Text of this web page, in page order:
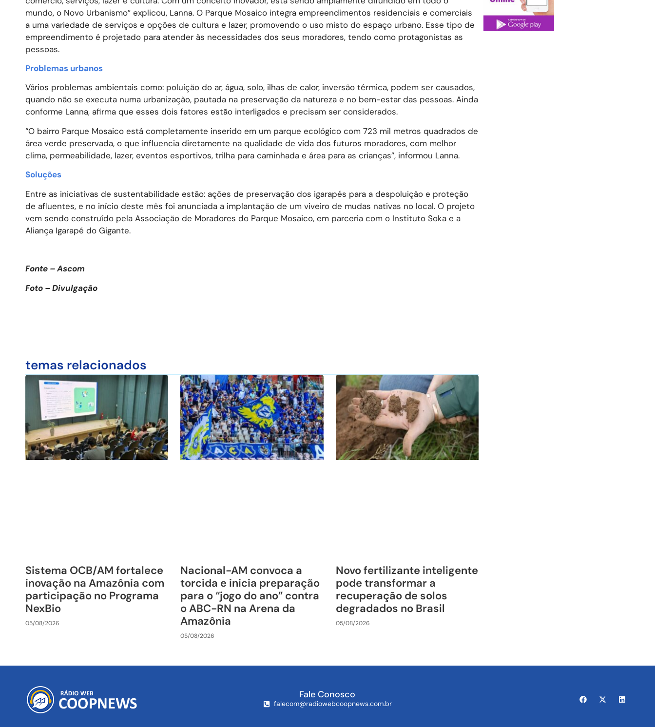
mundo, o Novo Urbanismo” explicou, Lanna. O Parque Mosaico integra empreendimentos residenciais e comerciais
a uma variedade de serviços e opções de cultura e lazer, promovendo o uso misto do espaço urbano. Esse tipo de
empreendimento é projetado para atender às necessidades dos seus moradores, tendo como protagonistas as
pessoas.
Problemas urbanos
Vários problemas ambientais como: poluição do ar, água, solo, ilhas de calor, inversão térmica, podem ser causados,
quando não se executa numa urbanização, pautada na preservação da natureza e no bem-estar das pessoas. Ainda
conforme Lanna, afirma que esses dois fatores estão interligados e precisam ser considerados.
“O bairro Parque Mosaico está completamente inserido em um parque ecológico com 723 mil metros quadrados de
área verde preservada, o que influencia diretamente na qualidade de vida dos futuros moradores, com melhor
clima, permeabilidade, lazer, eventos esportivos, trilha para caminhada e área para as crianças”, informou Lanna.
Soluções
Entre as iniciativas de sustentabilidade estão: ações de preservação dos igarapés para a despoluição e proteção
de afluentes, e no início deste mês foi anunciada a implantação de um viveiro de mudas nativas no local. O projeto
vem sendo construído pela Associação de Moradores do Parque Mosaico, em parceria com o Instituto Soka e a
Aliança Igarapé do Gigante.
Fonte – Ascom
Foto – Divulgação
temas relacionados
Sistema OCB/AM fortalece
inovação na Amazônia com
participação no Programa
NexBio
05/08/2026
Nacional-AM convoca a
torcida e inicia preparação
para o “jogo do ano” contra
o ABC-RN na Arena da
Amazônia
05/08/2026
Novo fertilizante inteligente
pode transformar a
recuperação de solos
degradados no Brasil
05/08/2026
Fale Conosco
falecom@radiowebcoopnews.com.br